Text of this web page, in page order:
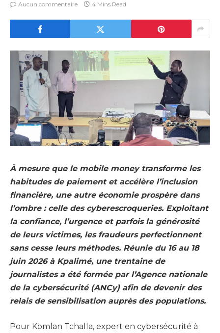
Aucun commentaire
4 Mins Read
À mesure que le mobile money transforme les
habitudes de paiement et accélère l’inclusion
financière, une autre économie prospère dans
l’ombre : celle des cyberescroqueries. Exploitant
la confiance, l’urgence et parfois la générosité
de leurs victimes, les fraudeurs perfectionnent
sans cesse leurs méthodes. Réunie du 16 au 18
juin 2026 à Kpalimé, une trentaine de
journalistes a été formée par l’Agence nationale
de la cybersécurité (ANCy) afin de devenir des
relais de sensibilisation auprès des populations.
Pour Komlan Tchalla, expert en cybersécurité à